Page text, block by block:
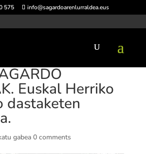
575 info@sagardoarenlurraldea.eus
Euskal Herriko
dastaketen
gabea 0 comments